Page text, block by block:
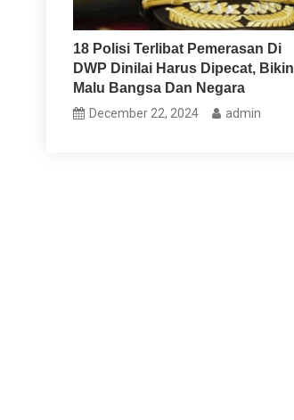
18 Polisi Terlibat Pemerasan Di
DWP Dinilai Harus Dipecat, Bikin
Malu Bangsa Dan Negara
December 22, 2024 admin